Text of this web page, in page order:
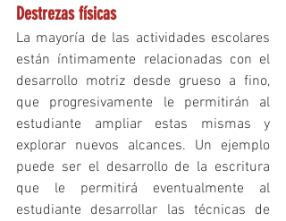
Destrezas físicas
La mayoría de las actividades escolares
están íntimamente relacionadas con el
desarrollo motriz desde grueso a fino,
que progresivamente le permitirán al
estudiante ampliar estas mismas y
explorar nuevos alcances. Un ejemplo
puede ser el desarrollo de la escritura
que le permitirá eventualmente al
estudiante desarrollar las técnicas de